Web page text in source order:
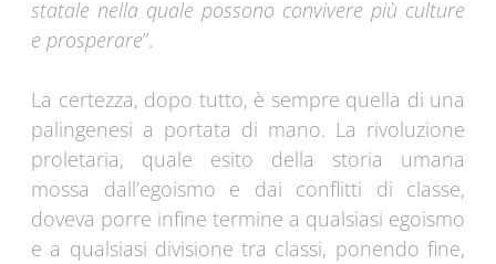
statale nella quale possono convivere più culture
e prosperare”.
La certezza, dopo tutto, è sempre quella di una
palingenesi a portata di mano. La rivoluzione
proletaria, quale esito della storia umana
mossa dall’egoismo e dai conflitti di classe,
doveva porre infine termine a qualsiasi egoismo
e a qualsiasi divisione tra classi, ponendo fine,